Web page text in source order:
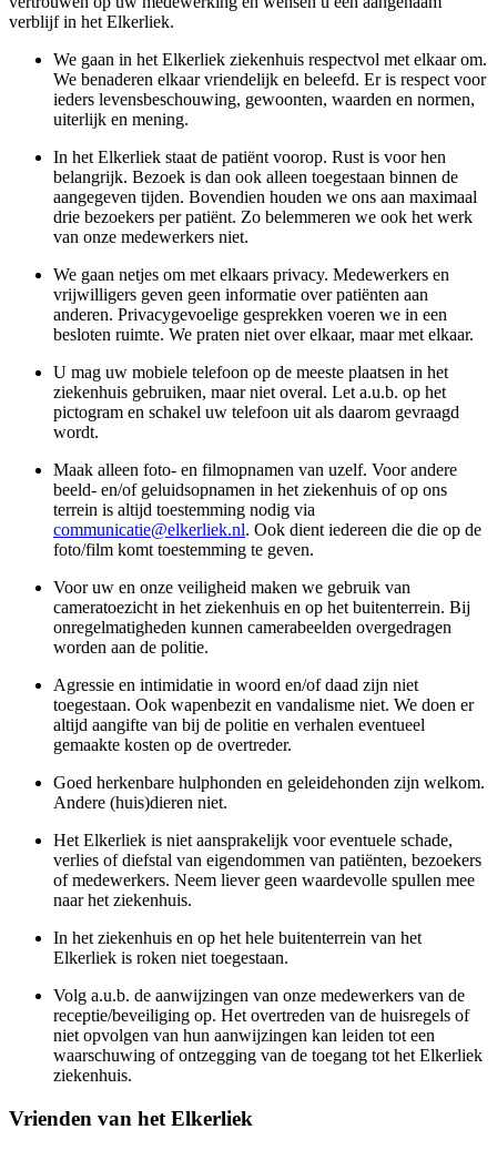
verblijf in het Elkerliek.
We gaan in het Elkerliek ziekenhuis respectvol met elkaar om.
We benaderen elkaar vriendelijk en beleefd. Er is respect voor
ieders levensbeschouwing, gewoonten, waarden en normen,
uiterlijk en mening.
In het Elkerliek staat de patiënt voorop. Rust is voor hen
belangrijk. Bezoek is dan ook alleen toegestaan binnen de
aangegeven tijden. Bovendien houden we ons aan maximaal
drie bezoekers per patiënt. Zo belemmeren we ook het werk
van onze medewerkers niet.
We gaan netjes om met elkaars privacy. Medewerkers en
vrijwilligers geven geen informatie over patiënten aan
anderen. Privacygevoelige gesprekken voeren we in een
besloten ruimte. We praten niet over elkaar, maar met elkaar.
U mag uw mobiele telefoon op de meeste plaatsen in het
ziekenhuis gebruiken, maar niet overal. Let a.u.b. op het
pictogram en schakel uw telefoon uit als daarom gevraagd
wordt.
Maak alleen foto- en filmopnamen van uzelf. Voor andere
beeld- en/of geluidsopnamen in het ziekenhuis of op ons
terrein is altijd toestemming nodig via
communicatie@elkerliek.nl. Ook dient iedereen die die op de
foto/film komt toestemming te geven.
Voor uw en onze veiligheid maken we gebruik van
cameratoezicht in het ziekenhuis en op het buitenterrein. Bij
onregelmatigheden kunnen camerabeelden overgedragen
worden aan de politie.
Agressie en intimidatie in woord en/of daad zijn niet
toegestaan. Ook wapenbezit en vandalisme niet. We doen er
altijd aangifte van bij de politie en verhalen eventueel
gemaakte kosten op de overtreder.
Goed herkenbare hulphonden en geleidehonden zijn welkom.
Andere (huis)dieren niet.
Het Elkerliek is niet aansprakelijk voor eventuele schade,
verlies of diefstal van eigendommen van patiënten, bezoekers
of medewerkers. Neem liever geen waardevolle spullen mee
naar het ziekenhuis.
In het ziekenhuis en op het hele buitenterrein van het
Elkerliek is roken niet toegestaan.
Volg a.u.b. de aanwijzingen van onze medewerkers van de
receptie/beveiliging op. Het overtreden van de huisregels of
niet opvolgen van hun aanwijzingen kan leiden tot een
waarschuwing of ontzegging van de toegang tot het Elkerliek
ziekenhuis.
Vrienden van het Elkerliek